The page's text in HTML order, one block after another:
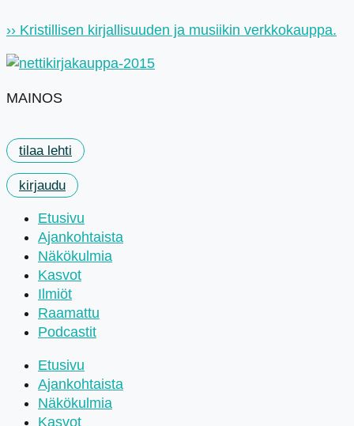
sisältöön
›› Kristillisen kirjallisuuden ja musiikin verkkokauppa.
MAINOS
tilaa lehti
kirjaudu
Etusivu
Ajankohtaista
Näkökulmia
Kasvot
Ilmiöt
Raamattu
Podcastit
Etusivu
Ajankohtaista
Näkökulmia
Kasvot